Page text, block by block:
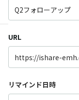
URL
リマインド日時